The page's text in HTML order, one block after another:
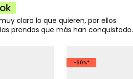
claro lo que quieren, por ellos
prendas que más han conquistado.
-60%*